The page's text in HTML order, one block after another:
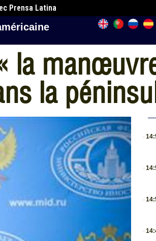
Prensa Latina
la
la